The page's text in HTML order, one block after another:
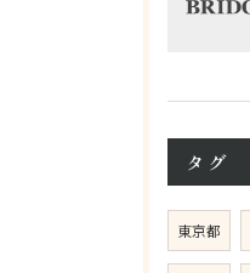
タグ
東京都